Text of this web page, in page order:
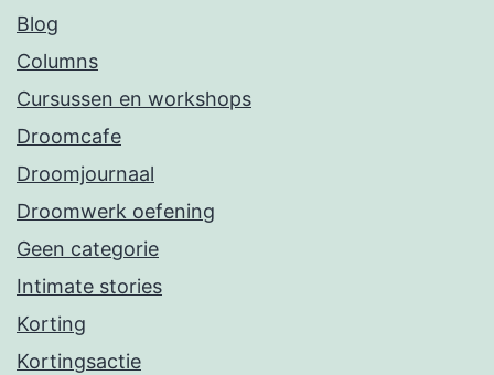
Blog
Columns
Cursussen en workshops
Droomcafe
Droomjournaal
Droomwerk oefening
Geen categorie
Intimate stories
Korting
Kortingsactie